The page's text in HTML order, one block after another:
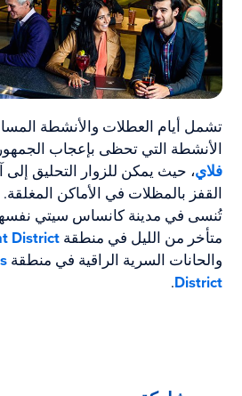
تشمل أيام العطلات والأنشطة
الأنشطة التي تحظى بإعجاب
فلاي، حيث يمكن للزوار التحليق
القفز بالمظلات في الأماكن
تُنسى في مدينة كانساس سيتي
متأخر من الليل في منطقةDistrict
والحانات السرية الراقية في منطقة
District
.